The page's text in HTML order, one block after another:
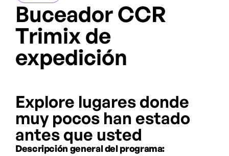
Buceador CCR
Trimix de
expedición
Explore lugares donde
muy pocos han estado
antes que usted
Descripción general del programa: